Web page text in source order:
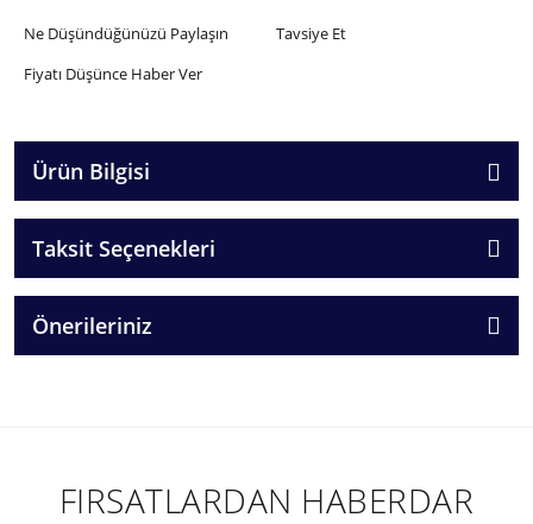
Ne Düşündüğünüzü Paylaşın
Tavsiye Et
Fiyatı Düşünce Haber Ver
Ürün Bilgisi
Taksit Seçenekleri
Önerileriniz
FIRSATLARDAN HABERDAR